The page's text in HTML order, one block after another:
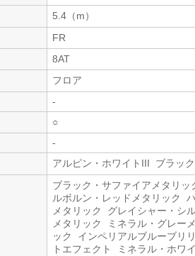
5.4（m）
FR
8AT
フロア
-
○
-
アルピン・ホワイトIII ブラッ
ブラック・サファイアメタリ
ルボルン・レッドメタリック
メタリック グレイシャー・シ
メタリック ミネラル・グレー
ック インペリアルブルーブリ
トエフェクト ミネラル・ホワ